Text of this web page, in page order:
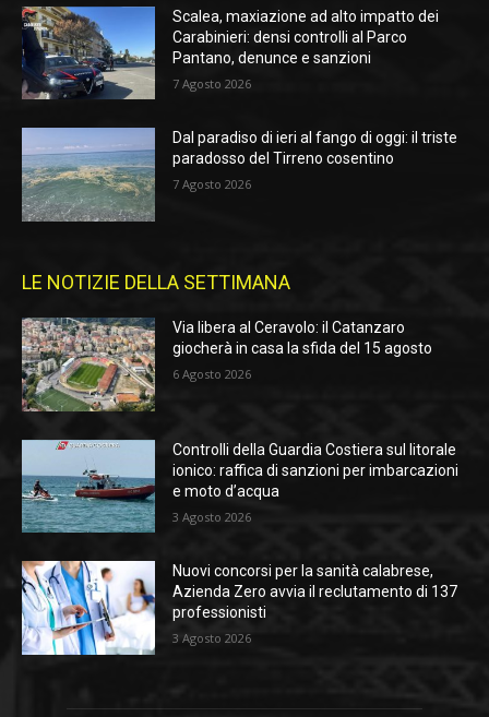
Scalea, maxiazione ad alto impatto dei
Carabinieri: densi controlli al Parco
Pantano, denunce e sanzioni
7 Agosto 2026
Dal paradiso di ieri al fango di oggi: il triste
paradosso del Tirreno cosentino
7 Agosto 2026
LE NOTIZIE DELLA SETTIMANA
Via libera al Ceravolo: il Catanzaro
giocherà in casa la sfida del 15 agosto
6 Agosto 2026
Controlli della Guardia Costiera sul litorale
ionico: raffica di sanzioni per imbarcazioni
e moto d’acqua
3 Agosto 2026
Nuovi concorsi per la sanità calabrese,
Azienda Zero avvia il reclutamento di 137
professionisti
3 Agosto 2026